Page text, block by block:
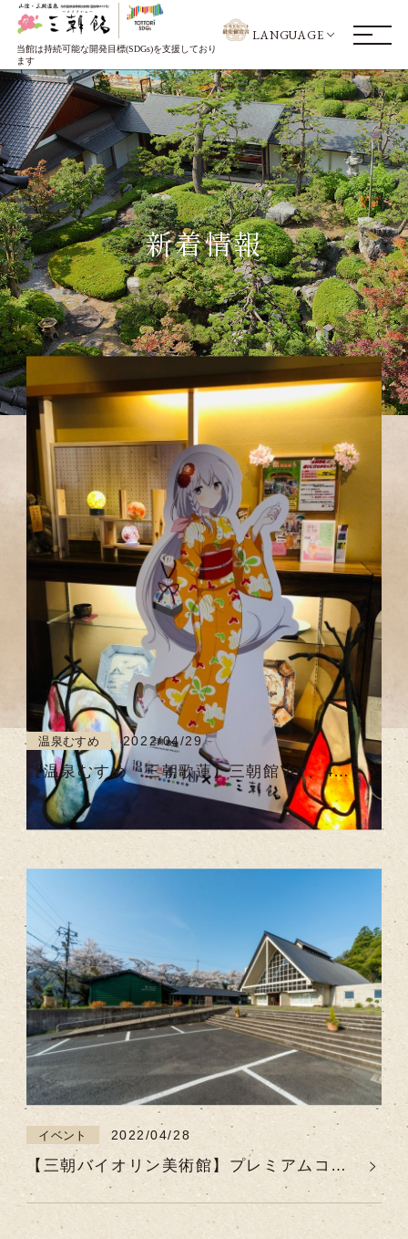
当館は持続可能な開発目標(SDGs)を支援しており
ます
LANGUAGE
新着情報
温泉むすめ 2022/04/29
【温泉むすめ 三朝歌蓮】三朝館Ver、4月
29日(金)♪ミニお披露目会 無事に終了しま
した☆
イベント 2022/04/28
【三朝バイオリン美術館】プレミアムコン
サート(2022年
4.30/5.28/6.25/7.23/8.27/9.24/12.17)